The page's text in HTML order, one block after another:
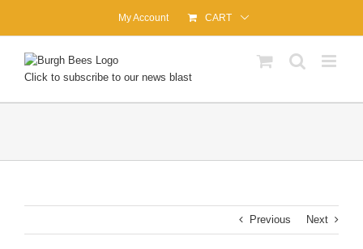
content
My Account CART
Click to subscribe to our news blast
Previous Next